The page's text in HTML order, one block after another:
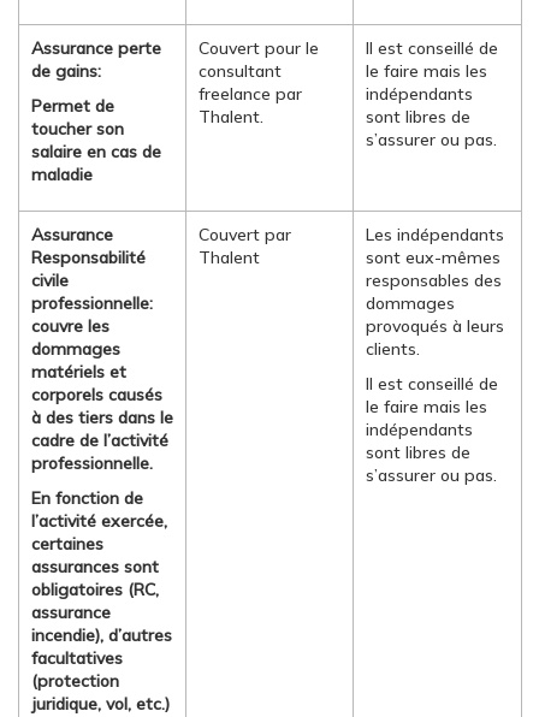
Assurance perte
de gains:
Permet de
toucher son
salaire en cas de
maladie
Couvert pour le
consultant
freelance par
Thalent.
Il est conseillé de
le faire mais les
indépendants
sont libres de
s’assurer ou pas.
Assurance
Responsabilité
civile
professionnelle:
couvre les
dommages
matériels et
corporels causés
à des tiers dans le
cadre de l’activité
professionnelle.
En fonction de
l’activité exercée,
certaines
assurances sont
obligatoires (RC,
assurance
incendie), d’autres
facultatives
(protection
juridique, vol, etc.)
Couvert par
Thalent
Les indépendants
sont eux-mêmes
responsables des
dommages
provoqués à leurs
clients.
Il est conseillé de
le faire mais les
indépendants
sont libres de
s’assurer ou pas.